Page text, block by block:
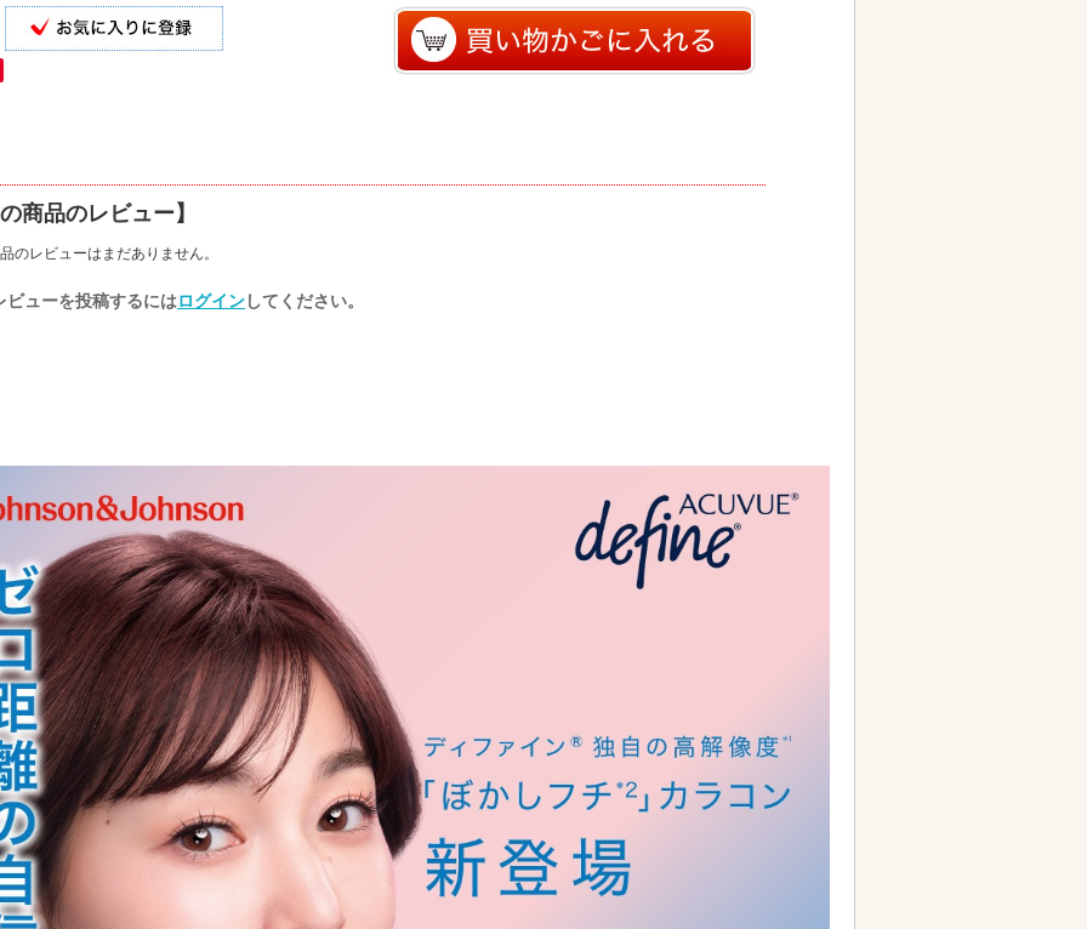
商品のレビュー】
のレビューはまだありません。
ビューを投稿するにはログインしてください。